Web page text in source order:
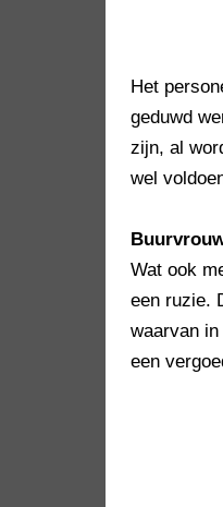
Het
geduwd
zijn, al
wel
Wat ook
een ruzie.
waarvan
een